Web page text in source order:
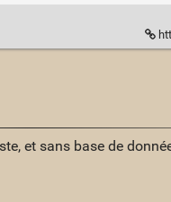
et sans base de